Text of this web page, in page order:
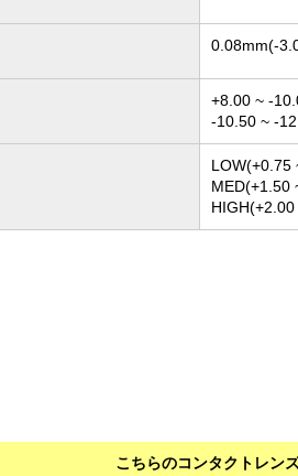
0.08mm(-
+8.00 ~ -
-10.50 ~ -
LOW(+0.75
MED(+1.50
こちらのコンタクトレン